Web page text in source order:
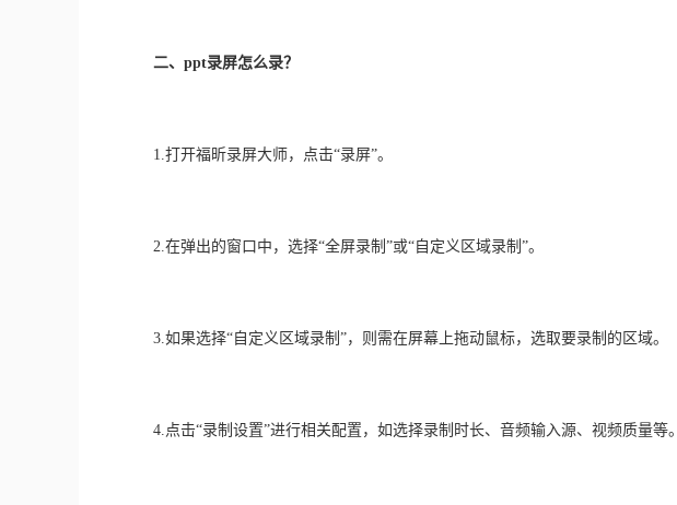
二、ppt录屏怎么录？
1.打开福昕录屏大师，点击“录屏”。
2.在弹出的窗口中，选择“全屏录制”或“自定义区域录制”。
3.如果选择“自定义区域录制”，则需在屏幕上拖动鼠标，选取要录制的区域。
4.点击“录制设置”进行相关配置，如选择录制时长、音频输入源、视频质量等。